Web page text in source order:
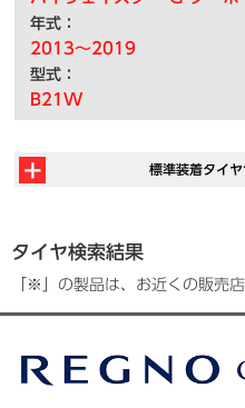
年式：
2013～2019
型式：
B21W
標準装着タイ
タイヤ検索結果
「※」の製品は、お近くの販売